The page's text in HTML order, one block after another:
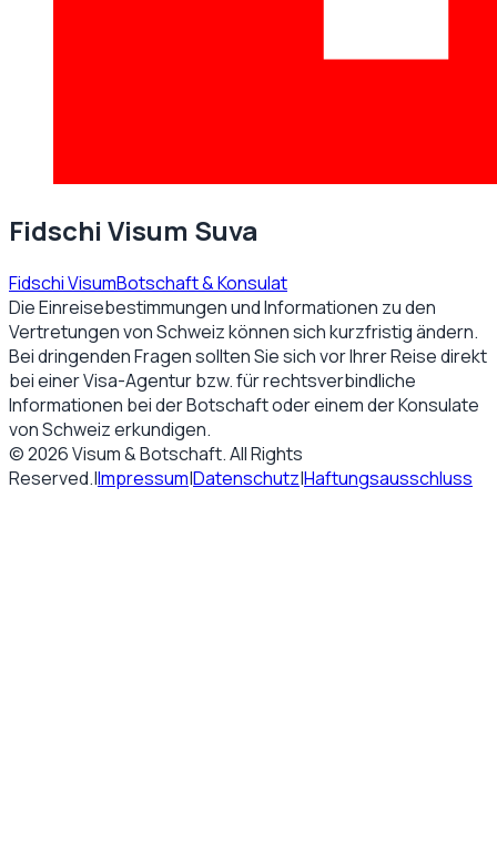
Fidschi Visum Suva
Fidschi VisumBotschaft & Konsulat
Die Einreisebestimmungen und Informationen zu den
Vertretungen vonSchweizkönnen sich kurzfristig ändern.
Bei dringenden Fragen sollten Sie sich vor Ihrer Reise direkt
bei einer Visa-Agentur bzw. für rechtsverbindliche
Informationen bei der Botschaft oder einem der Konsulate
vonSchweizerkundigen.
©2026Visum & Botschaft. All Rights
Reserved.|Impressum|Datenschutz|Haftungsausschluss